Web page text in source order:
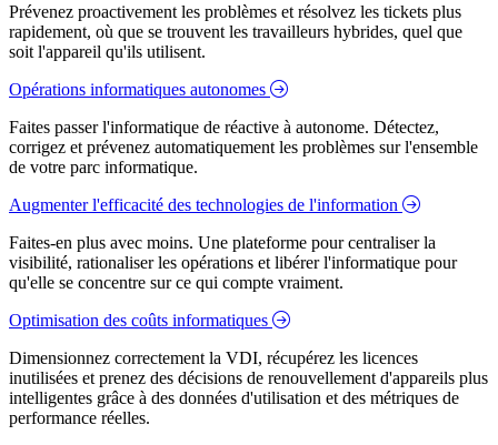
Prévenez proactivement les problèmes et résolvez les tickets plus
rapidement, où que se trouvent les travailleurs hybrides, quel que
soit l'appareil qu'ils utilisent.
Opérations informatiques autonomes
Faites passer l'informatique de réactive à autonome. Détectez,
corrigez et prévenez automatiquement les problèmes sur l'ensemble
de votre parc informatique.
Augmenter l'efficacité des technologies de l'information
Faites-en plus avec moins. Une plateforme pour centraliser la
visibilité, rationaliser les opérations et libérer l'informatique pour
qu'elle se concentre sur ce qui compte vraiment.
Optimisation des coûts informatiques
Dimensionnez correctement la VDI, récupérez les licences
inutilisées et prenez des décisions de renouvellement d'appareils plus
intelligentes grâce à des données d'utilisation et des métriques de
performance réelles.